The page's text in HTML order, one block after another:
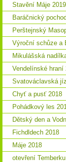
Stavění Máje 2019
Baráčnický
Perštejnský
Výroční schůze a
Mikulášská
Vendelínské hraní
Svatováclavská
Chyť a pusť 2018
Pohádkový les
Dětský den a
Fichdldech 2018
Máje 2018
otevření Temberku